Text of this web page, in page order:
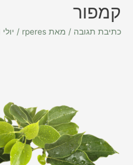
קמפור
כתיבת תגובה / מאת rperes
/ יולי 11, 2022